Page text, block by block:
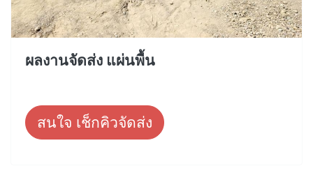
ผลงานจัดส่ง แผ่นพื้น
สนใจ เช็กคิวจัดส่ง